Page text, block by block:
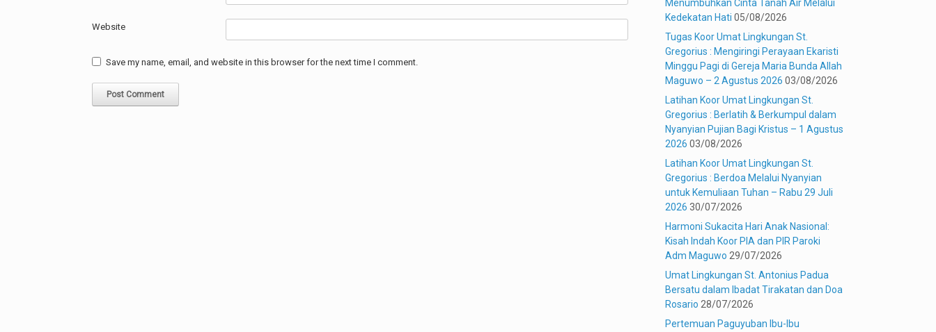
Website
Save my name, email, and website in this browser for the next time I comment.
Menumbuhkan Cinta Tanah Air Melalui
Kedekatan Hati 05/08/2026
Tugas Koor Umat Lingkungan St.
Gregorius : Mengiringi Perayaan Ekaristi
Minggu Pagi di Gereja Maria Bunda Allah
Maguwo – 2 Agustus 2026 03/08/2026
Latihan Koor Umat Lingkungan St.
Gregorius : Berlatih & Berkumpul dalam
Nyanyian Pujian Bagi Kristus – 1 Agustus
2026 03/08/2026
Latihan Koor Umat Lingkungan St.
Gregorius : Berdoa Melalui Nyanyian
untuk Kemuliaan Tuhan – Rabu 29 Juli
2026 30/07/2026
Harmoni Sukacita Hari Anak Nasional:
Kisah Indah Koor PIA dan PIR Paroki
Adm Maguwo 29/07/2026
Umat Lingkungan St. Antonius Padua
Bersatu dalam Ibadat Tirakatan dan Doa
Rosario 28/07/2026
Pertemuan Paguyuban Ibu-Ibu